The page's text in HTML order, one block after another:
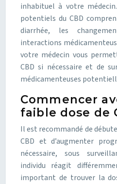
inhabituel à votre
potentiels du CBD
diarrhée, les
interactions
votre médecin vous
CBD si nécessaire et de
médicamenteuses
Commencer
faible dose de
Il est recommandé de
CBD et d’augmenter
nécessaire, sous
individu réagit
important de trouver la